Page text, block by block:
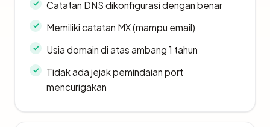
Catatan DNS dikonfigurasi dengan benar
Memiliki catatan MX (mampu email)
Usia domain di atas ambang 1 tahun
Tidak ada jejak pemindaian port
mencurigakan